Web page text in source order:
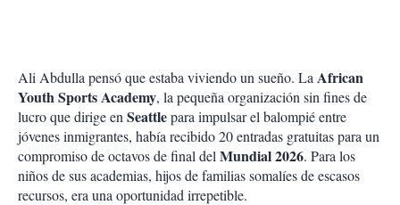
Ali Abdulla pensó que estaba viviendo un sueño. LaAfrican
Youth Sports Academy, la pequeña organización sin fines de
lucro que dirige enSeattlepara impulsar el balompié entre
jóvenes inmigrantes, había recibido 20 entradas gratuitas para un
compromiso de octavos de final delMundial 2026. Para los
niños de sus academias, hijos de familias somalíes de escasos
recursos, era una oportunidad irrepetible.